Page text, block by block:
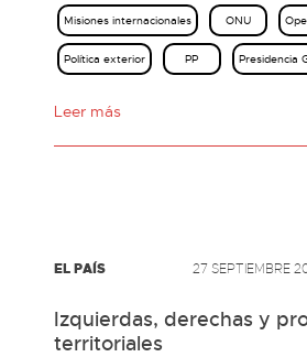
Misiones internacionales ONU
Política exterior PP Presidencia
Leer más
EL PAÍS 27 SEPTIEMBRE
Izquierdas, derechas y
territoriales